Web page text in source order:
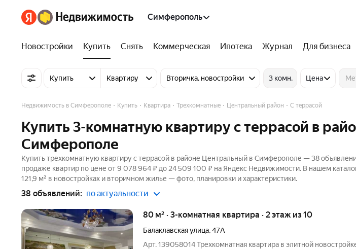
Симферополь
Новостройки Купить Снять Коммерческая Ипотека Журнал Для бизнеса
Купить Квартиру Вторичка, новостройки 3 комн. Цена
Недвижимость в Симферополе Купить Квартира Трехкомнатные Центральный район С террасой
Купить 3-комнатную квартиру с террасой в
Симферополе
Купить трехкомнатную квартиру с террасой в районе Центральный в Симферополе — 38
продаже квартир по цене от 9 078 964 ₽ до 24 509 100 ₽ на Яндекс Недвижимости. В нашем
121,9 м² в новостройках и вторичном жилье — фото, планировки и характеристики.
38 объявлений: по актуальности
80 м² · 3-комнатная квартира · 2 этаж из 10
Балаклавская улица,47А
Арт. 139058014 Трехкомнатная квартира в элитной